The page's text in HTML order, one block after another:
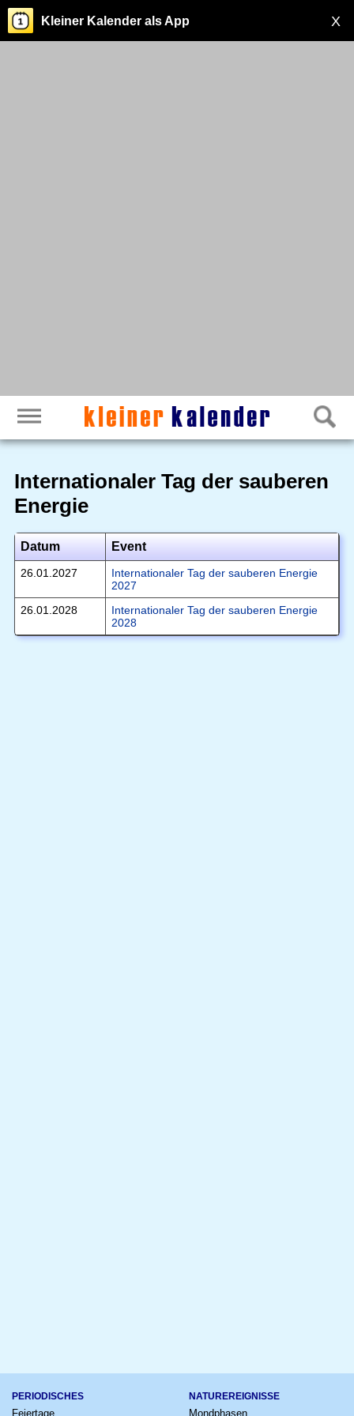
X
Kleiner Kalender als App
Internationaler Tag der sauberen
Energie
Datum Event
26.01.2027
Internationaler Tag der sauberen Energie
2027
26.01.2028
Internationaler Tag der sauberen Energie
2028
PERIODISCHES
Feiertage
NATUREREIGNISSE
Mondphasen